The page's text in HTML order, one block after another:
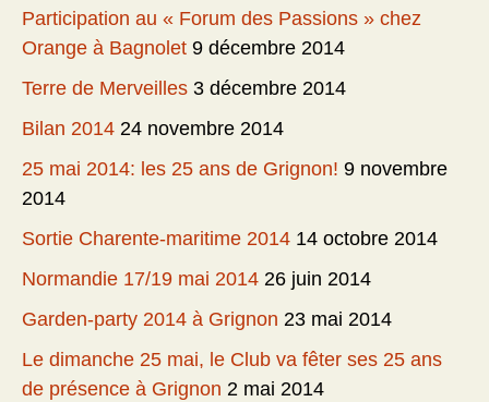
Participation au « Forum des Passions » chez
Orange à Bagnolet 9 décembre 2014
Terre de Merveilles 3 décembre 2014
Bilan 2014 24 novembre 2014
25 mai 2014: les 25 ans de Grignon! 9 novembre
2014
Sortie Charente-maritime 2014 14 octobre 2014
Normandie 17/19 mai 2014 26 juin 2014
Garden-party 2014 à Grignon 23 mai 2014
Le dimanche 25 mai, le Club va fêter ses 25 ans
de présence à Grignon 2 mai 2014